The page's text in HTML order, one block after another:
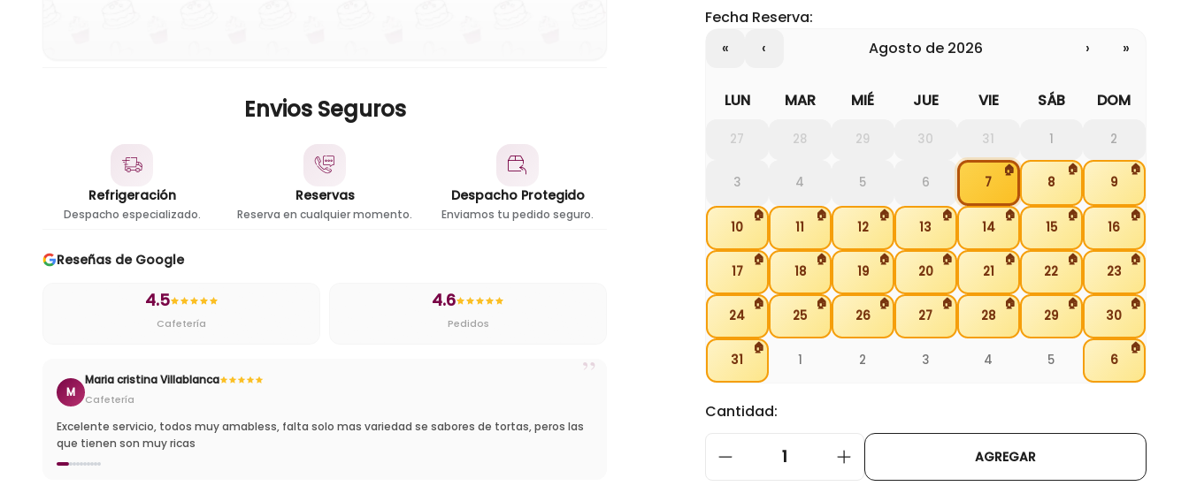
Envios Seguros
Refrigeración
Despacho especializado.
Reservas
Reserva en cualquier momento.
Despacho Protegido
Enviamos tu pedido seguro.
Reseñas de Google
4.5
Cafetería
4.6
Pedidos
”
C
Cristian
Cafetería
Muy ricos pasteles y excelentes precios ademas tienen buena variedad de helados y cafes.
Fecha Reserva:
«
‹ agosto de 2026 › »
LUN MAR MIÉ JUE VIE SÁB DOM
27 28 29 30 31 1 2
3 4 5 6 7
🏠
8
🏠
9
🏠
10
🏠
11
🏠
12
🏠
13
🏠
14
🏠
15
🏠
16
🏠
17
🏠
18
🏠
19
🏠
20
🏠
21
🏠
22
🏠
23
🏠
24
🏠
25
🏠
26
🏠
27
🏠
28
🏠
29
🏠
30
🏠
31
🏠
1 2 3 4 5 6
🏠
Cantidad:
1 AGREGAR